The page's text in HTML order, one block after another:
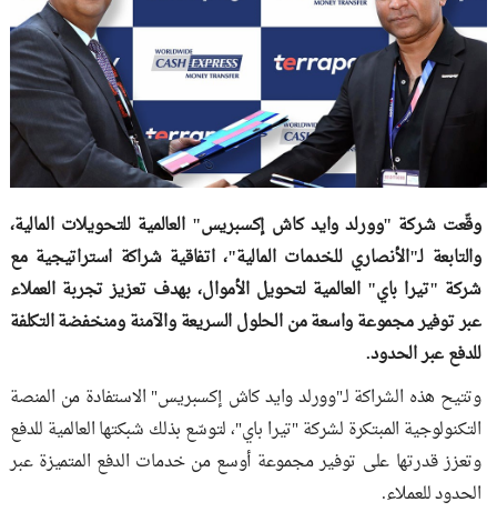
وقّعت شركة "وورلد وايد كاش إكسبريس" العالمية للتحويلات المالية،
والتابعة لـ"الأنصاري للخدمات المالية"، اتفاقية شراكة استراتيجية مع
شركة "تيرا باي" العالمية لتحويل الأموال، بهدف تعزيز تجربة العملاء
عبر توفير مجموعة واسعة من الحلول السريعة والآمنة ومنخفضة التكلفة
للدفع عبر الحدود.
وتتيح هذه الشراكة لـ"وورلد وايد كاش إكسبريس" الاستفادة من المنصة
التكنولوجية المبتكرة لشركة "تيرا باي"، لتوسّع بذلك شبكتها العالمية للدفع
وتعزز قدرتها على توفير مجموعة أوسع من خدمات الدفع المتميزة عبر
الحدود للعملاء.